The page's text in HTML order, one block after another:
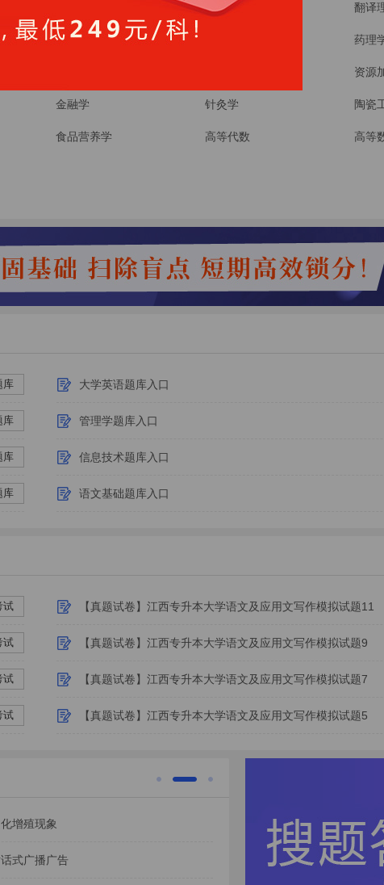
美学原理 翻译
英语 药理
中)
资源
金融学 针灸学 陶瓷
食品营养学 高等代数 高等
库 大学英语题库入口
库 管理学题库入口
库 信息技术题库入口
库 语文基础题库入口
试 【真题试卷】江西专升本大学语文及应用文写作模拟试题11
试 【真题试卷】江西专升本大学语文及应用文写作模拟试题9
试 【真题试卷】江西专升本大学语文及应用文写作模拟试题7
试 【真题试卷】江西专升本大学语文及应用文写作模拟试题5
增殖现象
式广播广告
[ 填空题 ] 广播所使用
[ 单选题 ]某取暖用品